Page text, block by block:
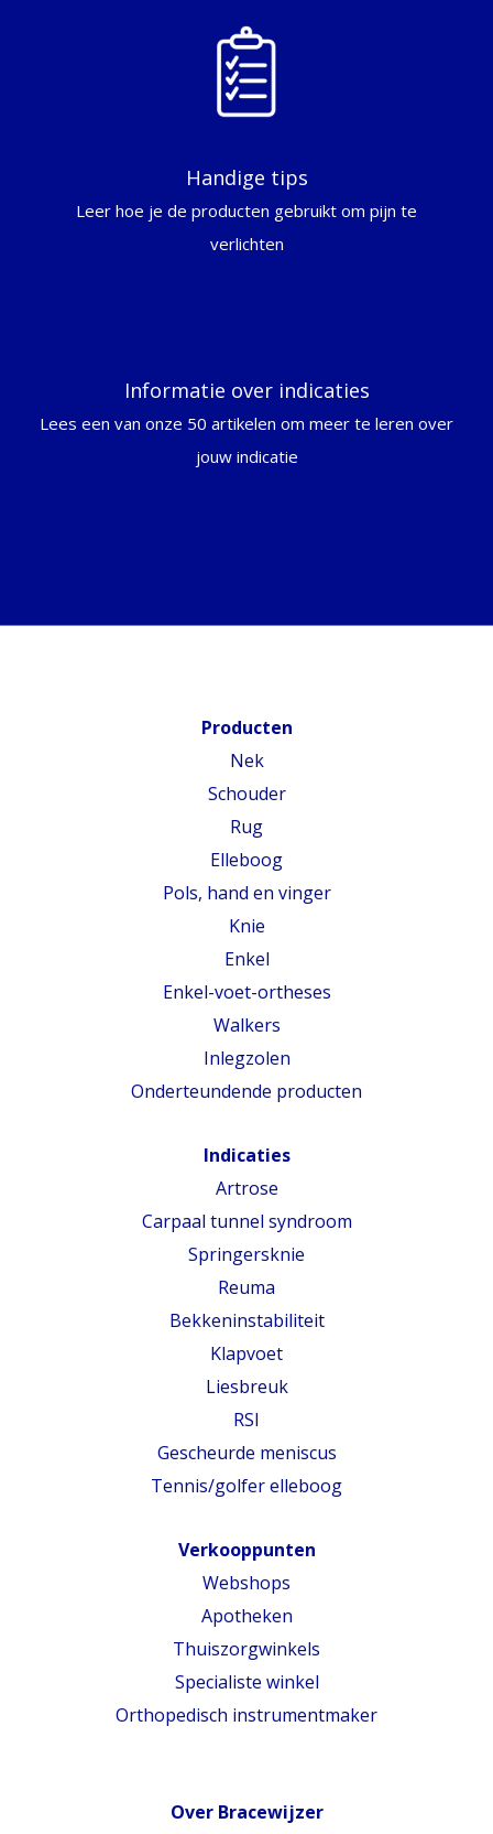
Handige tips
Leer hoe je de producten gebruikt om pijn te
verlichten
Informatie over indicaties
Lees een van onze 50 artikelen om meer te leren over
jouw indicatie
Producten
Nek
Schouder
Rug
Elleboog
Pols, hand en vinger
Knie
Enkel
Enkel-voet-ortheses
Walkers
Inlegzolen
Onderteundende producten
Indicaties
Artrose
Carpaal tunnel syndroom
Springersknie
Reuma
Bekkeninstabiliteit
Klapvoet
Liesbreuk
RSI
Gescheurde meniscus
Tennis/golfer elleboog
Verkooppunten
Webshops
Apotheken
Thuiszorgwinkels
Specialiste winkel
Orthopedisch instrumentmaker
Over Bracewijzer